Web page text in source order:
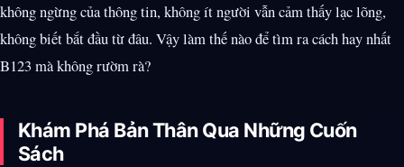
không ngừng của thông tin, không ít người vẫn cảm thấy lạc lõng,
không biết bắt đầu từ đâu. Vậy làm thế nào để tìm ra cách hay nhất
B123 mà không rườm rà?
Khám Phá Bản Thân Qua Những Cuốn
Sách